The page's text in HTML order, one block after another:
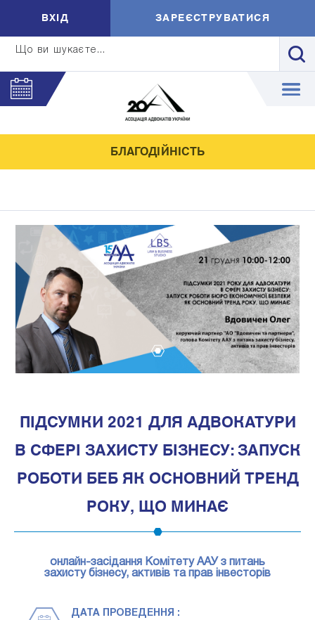
Що ви шукаєте...
ВXIД ЗАРЕЄСТРУВАТИСЯ
БЛАГОДІЙНІСТЬ
ПІДСУМКИ 2021 ДЛЯ АДВОКАТУРИ
В СФЕРІ ЗАХИСТУ БІЗНЕСУ: ЗАПУСК
РОБОТИ БЕБ ЯК ОСНОВНИЙ ТРЕНД
РОКУ, ЩО МИНАЄ
онлайн-засідання Комітету ААУ з питань
захисту бізнесу, активів та прав інвесторів
ДАТА ПРОВЕДЕННЯ :